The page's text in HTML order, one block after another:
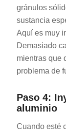
gránulos
sustancia
Aquí es muy
Demasiado
mientras que
problema de
Paso 4:
aluminio
Cuando esté